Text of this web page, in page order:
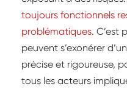
toujours fonctionnels
problématiques. C’est
peuvent s’exonérer
précise et rigoureuse,
tous les acteurs